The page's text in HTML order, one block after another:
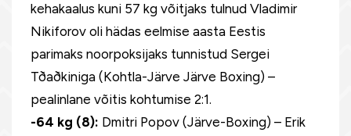
kehakaalus kuni 57 kg võitjaks tulnud Vladimir
Nikiforov oli hädas eelmise aasta Eestis
parimaks noorpoksijaks tunnistud Sergei
Tðaðkiniga (Kohtla-Järve Järve Boxing) –
pealinlane võitis kohtumise 2:1.
-64 kg (8): Dmitri Popov (Järve-Boxing) – Erik